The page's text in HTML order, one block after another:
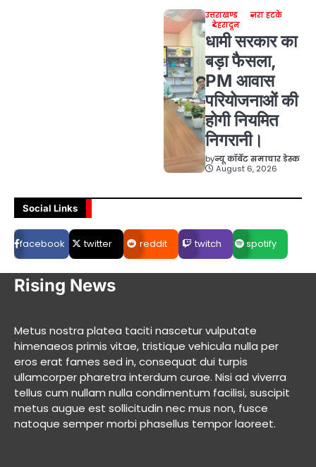
उत्तराखण्ड
ज़रा हटके
देहरादून
धामी सरकार का
बड़ा फैसला,
PM आवास
परियोजनाओं की
होगी नियमित
निगरानी।
byन्यू कॉर्बेट समाचार डेस्क
August 6, 2026
Social Links
facebook twitter reddit twitch spotify
Rising News
Metus nostra platea taciti nascetur vulputate
himenaeos primis vitae, tristique vehicula nulla per
eros erat fames sed in, consequat dui turpis
ullamcorper pharetra interdum curae. Nisi ad viverra
tellus cum nullam nulla condimentum facilisi, suscipit
metus augue est sollicitudin nec mus non, fusce
natoque semper morbi phasellus tempor laoreet.